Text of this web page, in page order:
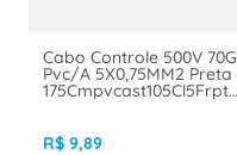
Cabo Controle 500V 70G
Pvc/A 5X0,75MM2 Preta
175Cmpvcast105Cl5Frpt
R$ 9,89